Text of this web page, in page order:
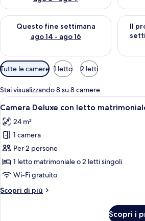
Questo fine settimana
ago 14 - ago 16
Verifica la disponibilità per questo fine
Il
Filtri
disponibili
per
le
camere
Tutte le camere 1 letto 2 letti
Stai visualizzando 8 su 8 camere
Apri
tutte
le
foto
per
Camera
Deluxe
letto
Un
4
Camera Deluxe con letto
24 m²
1 camera
Per 2 persone
1 letto matrimoniale o 2 letti singoli
Wi-Fi gratuito
Scopri di più
Altri
Scopri i